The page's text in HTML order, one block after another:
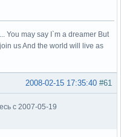
You may say I`m a dreamer But
us And the world will live as
#61
2008-02-15 17:35:40
с 2007-05-19